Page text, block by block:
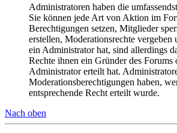
Administratoren haben die
Sie können jede Art von Aktion im
Berechtigungen setzen, Mitglieder
erstellen, Moderationsrechte vergeben
ein Administrator hat, sind allerdings
Rechte ihnen ein Gründer des Forums
Administrator erteilt hat.
Moderationsberechtigungen haben,
entsprechende Recht erteilt wurde.
Nach oben